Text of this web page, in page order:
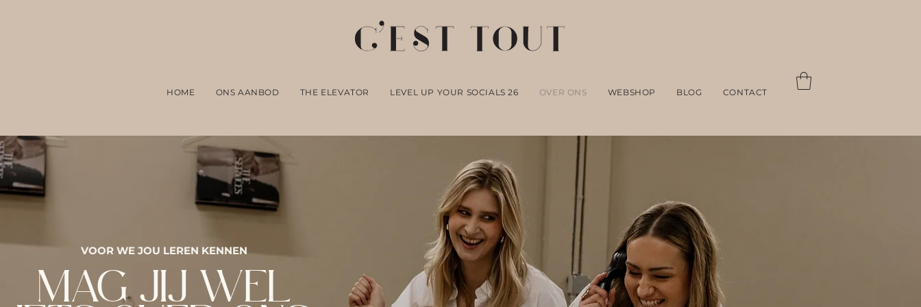
HOME ONS AANBOD THE ELEVATOR LEVEL UP YOUR SOCIALS 26 OVER ONS WEBSHOP BLOG CONTACT
VOOR WE JOU LEREN KENNEN
MAG JIJ WEL